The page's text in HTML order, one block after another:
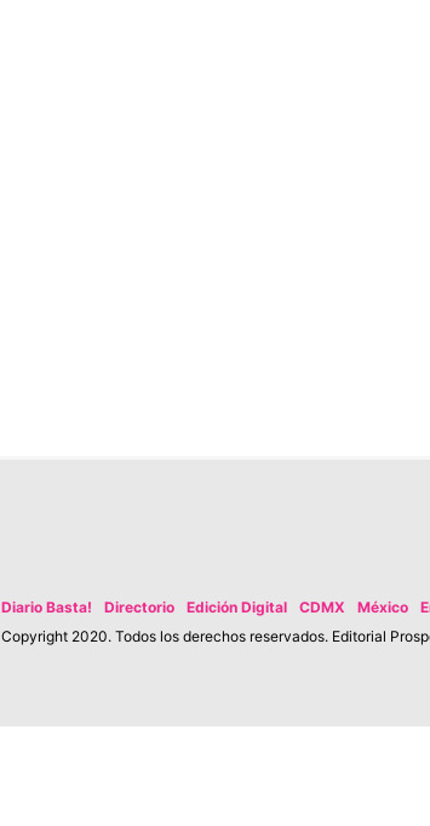
Diario Basta! Directorio Edición Digital CDMX México
Copyright 2020. Todos los derechos reservados. Editorial